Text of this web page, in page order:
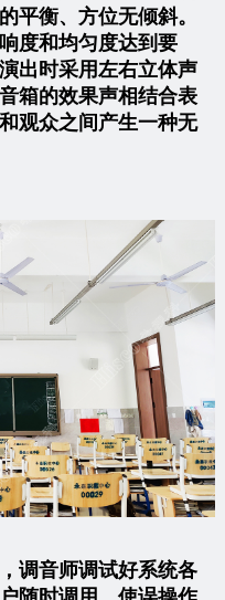
平衡、方位无倾斜。
度和均匀度达到要
出时采用左右立体声
箱的效果声相结合表
观众之间产生一种无
调音师调试好系统各